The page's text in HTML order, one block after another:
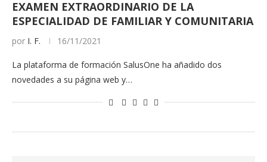
EXAMEN EXTRAORDINARIO DE LA
ESPECIALIDAD DE FAMILIAR Y COMUNITARIA
por I. F. 16/11/2021
La plataforma de formación SalusOne ha añadido dos
novedades a su página web y…